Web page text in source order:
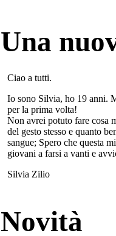
Una
Ciao a tutti.
Io sono Silvia, ho 19 anni.
per la prima volta!
Non avrei potuto fare cosa
del gesto stesso e quanto
sangue; Spero che questa
giovani a farsi a vanti e
Silvia Zilio
Novità